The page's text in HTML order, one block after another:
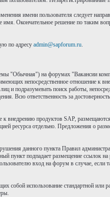
имени пользователя следует
Окончательное решение по таким
по адресу admin@sapforum.ru.
"Обычная") на форумах "Вакансии
непосредственное отношение к
подразумевать поиск работы,
Всю ответственность за
продуктов SAP,
ресурса отдельно. Предложения о
данного пункта Правил
пункт подпадает размещение ссылок
вход на форум в случае,
собой использование стандартной